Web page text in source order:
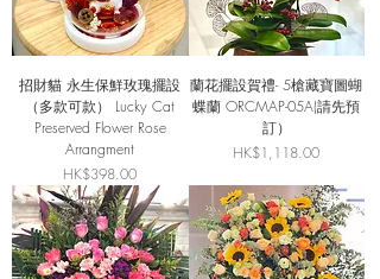
招財貓 永生保鮮玫瑰擺設
（多款可款） Lucky Cat
Preserved Flower Rose
Arrangment
價格
HK$398.00
蘭花擺設賀禮- 5槍藏寶圖蝴
蝶蘭 ORCMAP-05A(請先預
訂）
價格
HK$1,118.00